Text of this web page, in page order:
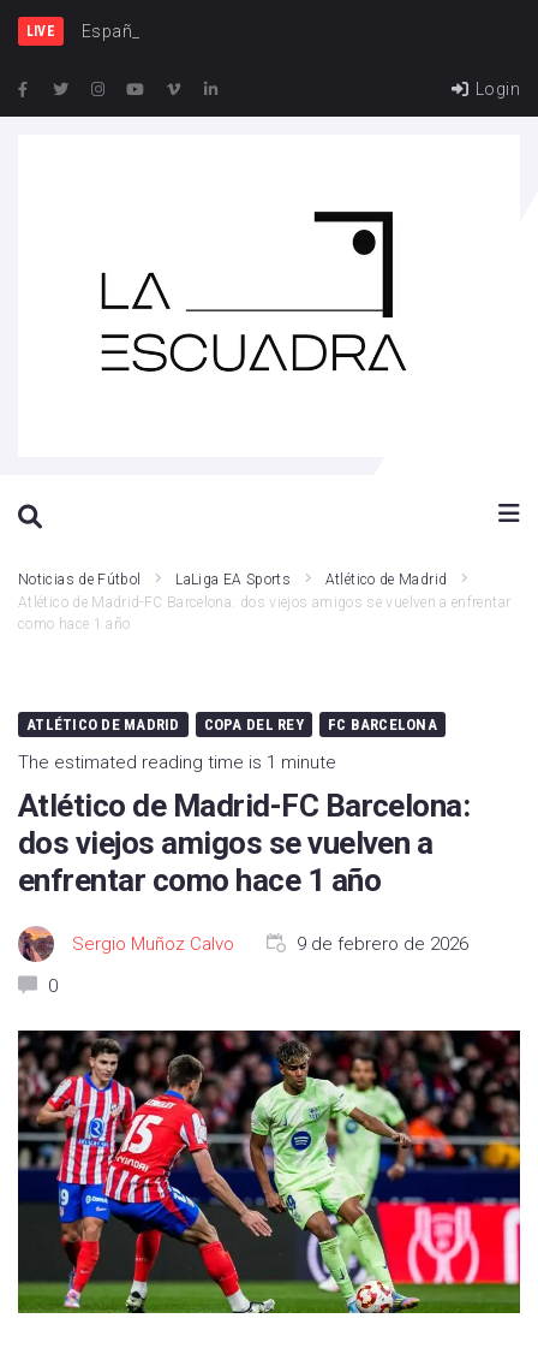
LIVE España y Francia, una
Login
Noticias de Fútbol LaLiga EA Sports
Atlético de Madrid
Atlético de Madrid-FC Barcelona: dos viejos amigos se vuelven a enfrentar
como hace 1 año
ATLÉTICO DE MADRID COPA DEL REY FC BARCELONA
The estimated reading time is 1 minute
Atlético de Madrid-FC Barcelona:
dos viejos amigos se vuelven a
enfrentar como hace 1 año
Sergio Muñoz Calvo
9 de febrero de 2026
0